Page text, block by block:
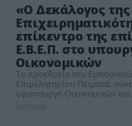
«Ο Δεκάλογος της
επίκεντρο της
Ε.Β.Ε.Π. στο
Οικονομικών
Το προεδρείο του
Επιμελητηρίου Πειραιά,
υφυπουργό Οικονομικών και